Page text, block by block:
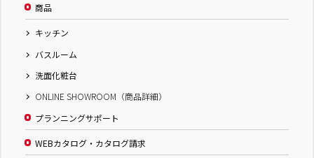
商品
キッチン
バスルーム
洗面化粧台
ONLINE SHOWROOM（商品詳細）
プランニングサポート
WEBカタログ・カタログ請求